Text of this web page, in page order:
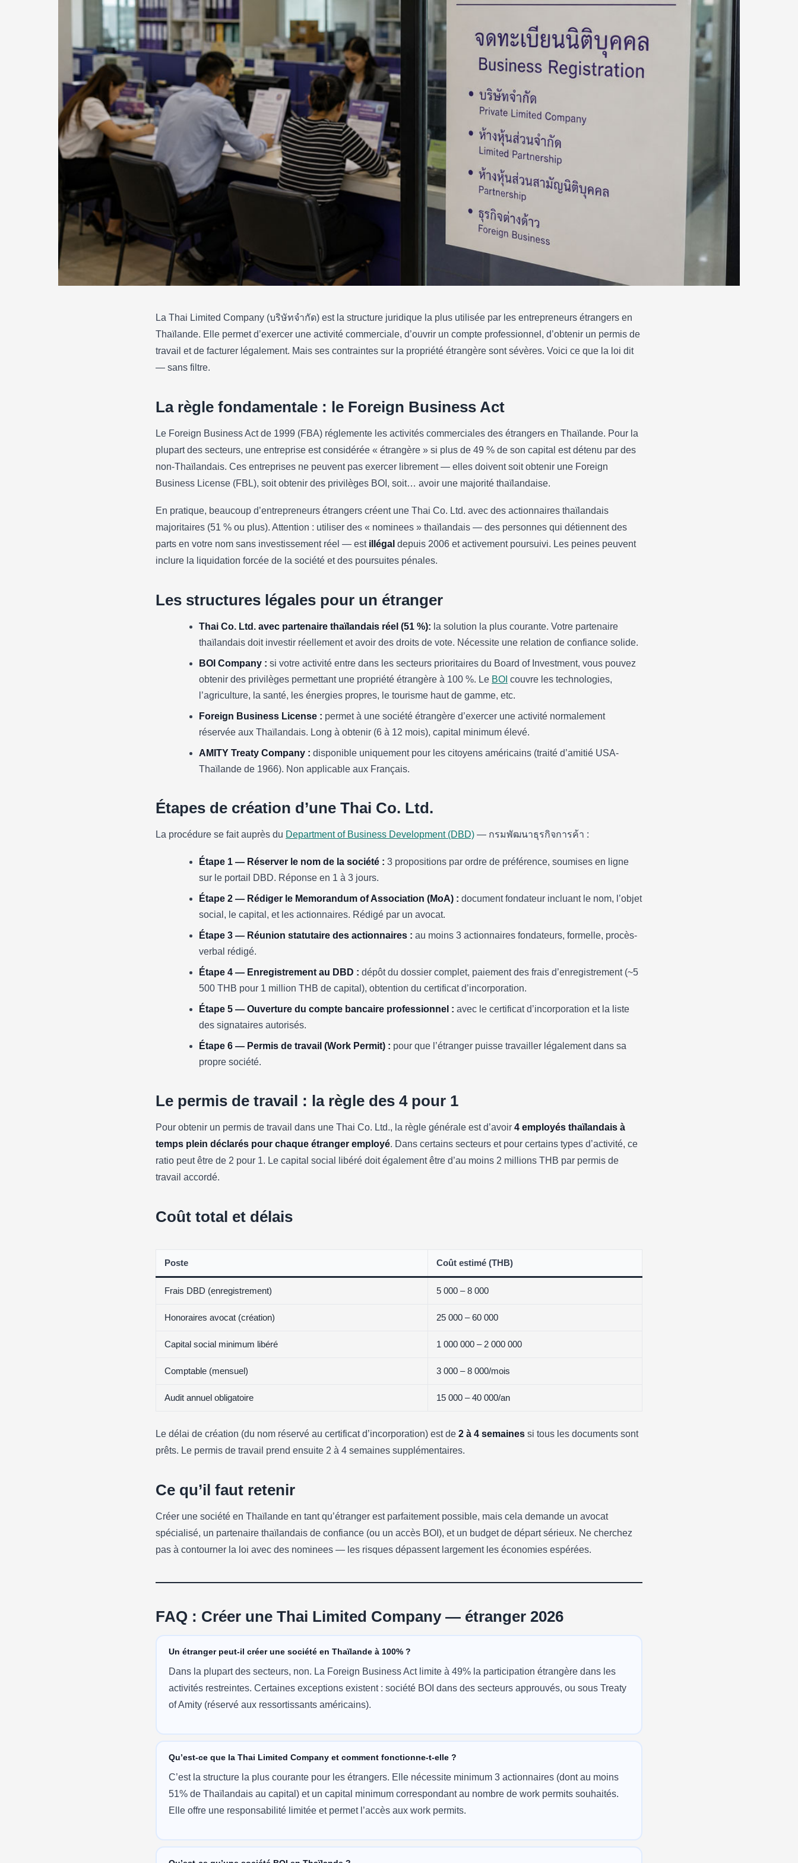
Créer une Thai Limited Company en tant
qu’étranger : étapes, coût et délais 2026
5 min de lecture
La Thai Limited Company (บริษัทจำกัด) est la structure juridique la plus utilisée par les entrepreneurs étrangers en
Thaïlande. Elle permet d’exercer une activité commerciale, d’ouvrir un compte professionnel, d’obtenir un permis de
travail et de facturer légalement. Mais ses contraintes sur la propriété étrangère sont sévères. Voici ce que la loi dit
— sans filtre.
La règle fondamentale : le Foreign Business Act
Le Foreign Business Act de 1999 (FBA) réglemente les activités commerciales des étrangers en Thaïlande. Pour la
plupart des secteurs, une entreprise est considérée « étrangère » si plus de 49 % de son capital est détenu par des
non-Thaïlandais. Ces entreprises ne peuvent pas exercer librement — elles doivent soit obtenir une Foreign
Business License (FBL), soit obtenir des privilèges BOI, soit… avoir une majorité thaïlandaise.
En pratique, beaucoup d’entrepreneurs étrangers créent une Thai Co. Ltd. avec des actionnaires thaïlandais
majoritaires (51 % ou plus). Attention : utiliser des « nominees » thaïlandais — des personnes qui détiennent des
parts en votre nom sans investissement réel — est illégal depuis 2006 et activement poursuivi. Les peines peuvent
inclure la liquidation forcée de la société et des poursuites pénales.
Les structures légales pour un étranger
Thai Co. Ltd. avec partenaire thaïlandais réel (51 %): la solution la plus courante. Votre partenaire
thaïlandais doit investir réellement et avoir des droits de vote. Nécessite une relation de confiance solide.
BOI Company : si votre activité entre dans les secteurs prioritaires du Board of Investment, vous pouvez
obtenir des privilèges permettant une propriété étrangère à 100 %. Le BOI couvre les technologies,
l’agriculture, la santé, les énergies propres, le tourisme haut de gamme, etc.
Foreign Business License : permet à une société étrangère d’exercer une activité normalement
réservée aux Thaïlandais. Long à obtenir (6 à 12 mois), capital minimum élevé.
AMITY Treaty Company : disponible uniquement pour les citoyens américains (traité d’amitié USA-
Thaïlande de 1966). Non applicable aux Français.
Étapes de création d’une Thai Co. Ltd.
La procédure se fait auprès du Department of Business Development (DBD) — กรมพัฒนาธุรกิจการค้า :
Étape 1 — Réserver le nom de la société : 3 propositions par ordre de préférence, soumises en ligne
sur le portail DBD. Réponse en 1 à 3 jours.
Étape 2 — Rédiger le Memorandum of Association (MoA) : document fondateur incluant le nom, l’objet
social, le capital, et les actionnaires. Rédigé par un avocat.
Étape 3 — Réunion statutaire des actionnaires : au moins 3 actionnaires fondateurs, formelle, procès-
verbal rédigé.
Étape 4 — Enregistrement au DBD : dépôt du dossier complet, paiement des frais d’enregistrement (~5
500 THB pour 1 million THB de capital), obtention du certificat d’incorporation.
Étape 5 — Ouverture du compte bancaire professionnel : avec le certificat d’incorporation et la liste
des signataires autorisés.
Étape 6 — Permis de travail (Work Permit) : pour que l’étranger puisse travailler légalement dans sa
propre société.
Le permis de travail : la règle des 4 pour 1
Pour obtenir un permis de travail dans une Thai Co. Ltd., la règle générale est d’avoir 4 employés thaïlandais à
temps plein déclarés pour chaque étranger employé. Dans certains secteurs et pour certains types d’activité, ce
ratio peut être de 2 pour 1. Le capital social libéré doit également être d’au moins 2 millions THB par permis de
travail accordé.
Coût total et délais
Poste Coût estimé (THB)
Frais DBD (enregistrement) 5 000 – 8 000
Honoraires avocat (création) 25 000 – 60 000
Capital social minimum libéré 1 000 000 – 2 000 000
Comptable (mensuel) 3 000 – 8 000/mois
Audit annuel obligatoire 15 000 – 40 000/an
Le délai de création (du nom réservé au certificat d’incorporation) est de 2 à 4 semaines si tous les documents sont
prêts. Le permis de travail prend ensuite 2 à 4 semaines supplémentaires.
Ce qu’il faut retenir
Créer une société en Thaïlande en tant qu’étranger est parfaitement possible, mais cela demande un avocat
spécialisé, un partenaire thaïlandais de confiance (ou un accès BOI), et un budget de départ sérieux. Ne cherchez
pas à contourner la loi avec des nominees — les risques dépassent largement les économies espérées.
FAQ : Créer une Thai Limited Company — étranger 2026
Un étranger peut-il créer une société en Thaïlande à 100% ?
Dans la plupart des secteurs, non. La Foreign Business Act limite à 49% la participation étrangère dans les
activités restreintes. Certaines exceptions existent : société BOI dans des secteurs approuvés, ou sous Treaty
of Amity (réservé aux ressortissants américains).
Qu’est-ce que la Thai Limited Company et comment fonctionne-t-elle ?
C’est la structure la plus courante pour les étrangers. Elle nécessite minimum 3 actionnaires (dont au moins
51% de Thaïlandais au capital) et un capital minimum correspondant au nombre de work permits souhaités.
Elle offre une responsabilité limitée et permet l’accès aux work permits.